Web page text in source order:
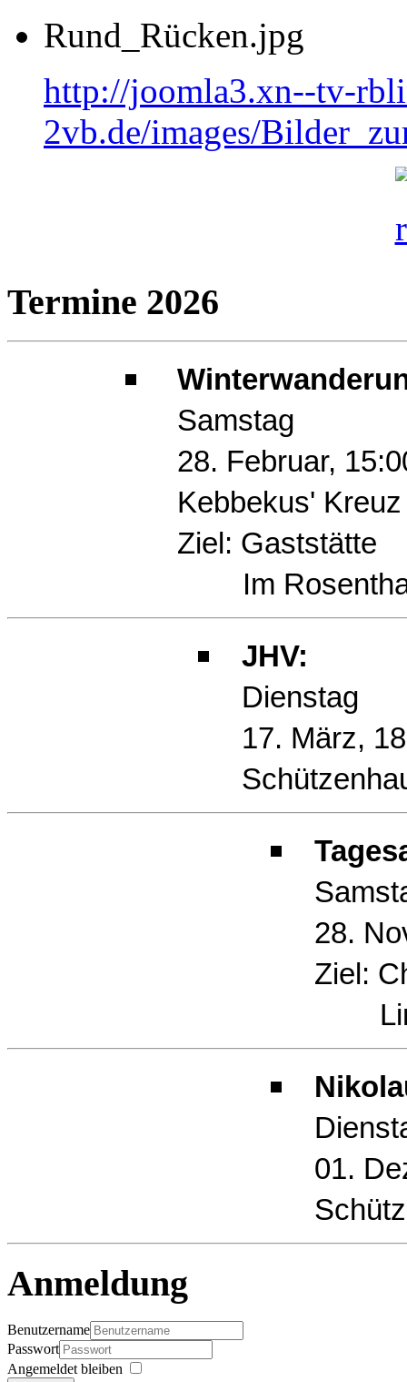
Rund_Rücken.jpg
http://joomla3.xn--tv-
2vb.de/images/
Termine 2026
Samstag
28. Februar,
Kebbekus' Kreuz
Ziel: Gaststätte
Im
JHV:
Dienstag
17. März,
28.
Ziel:
01.
Anmeldung
Benutzername
Passwort
Angemeldet bleiben